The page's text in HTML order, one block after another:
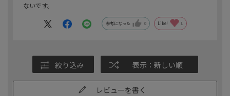
ないです。
参考になった 0 Like! 1
絞り込み 表示：新しい順
レビューを書く